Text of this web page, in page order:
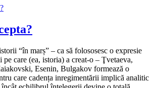
“în marș” – ca să folososesc o expresie
pe care (ea, istoria) a creat-o – Ţvetaeva,
Esenin, Bulgakov formează o
care cadența inregimentării implică analitic